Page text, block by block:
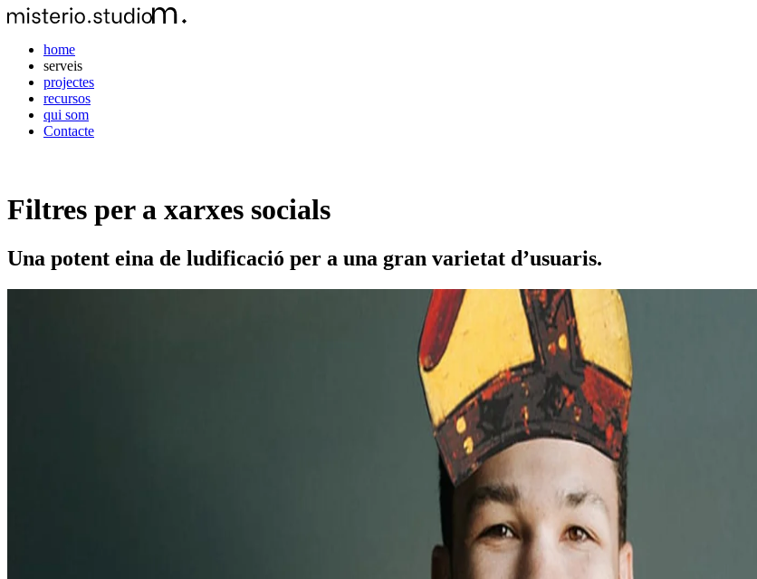
home
serveis
projectes
recursos
qui som
Contacte
Filtres per a xarxes socials
Una potent eina de ludificació per a una gran varietat d’usuaris.